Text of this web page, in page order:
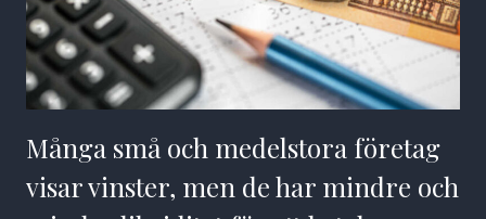
Många små och medelstora företag
visar vinster, men de har mindre och